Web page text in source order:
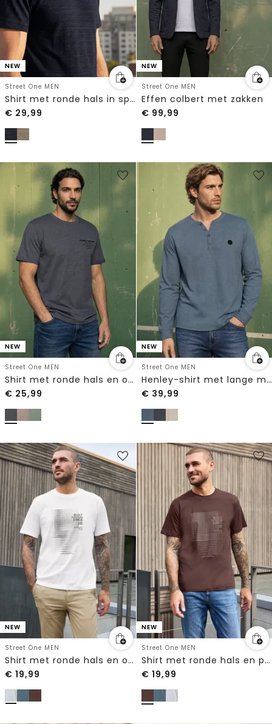
NEW
Street One MEN
Shirt met ronde hals in space-dye-look
€ 29,99
NEW
Street One MEN
Effen colbert met zakken
€ 99,99
NEW
Street One MEN
Shirt met ronde hals en opdruk op de borst
€ 25,99
NEW
Street One MEN
Henley-shirt met lange mouwen in gemêleerde look
€ 39,99
NEW
Street One MEN
Shirt met ronde hals en opdruk
€ 19,99
NEW
Street One MEN
Shirt met ronde hals en print
€ 19,99